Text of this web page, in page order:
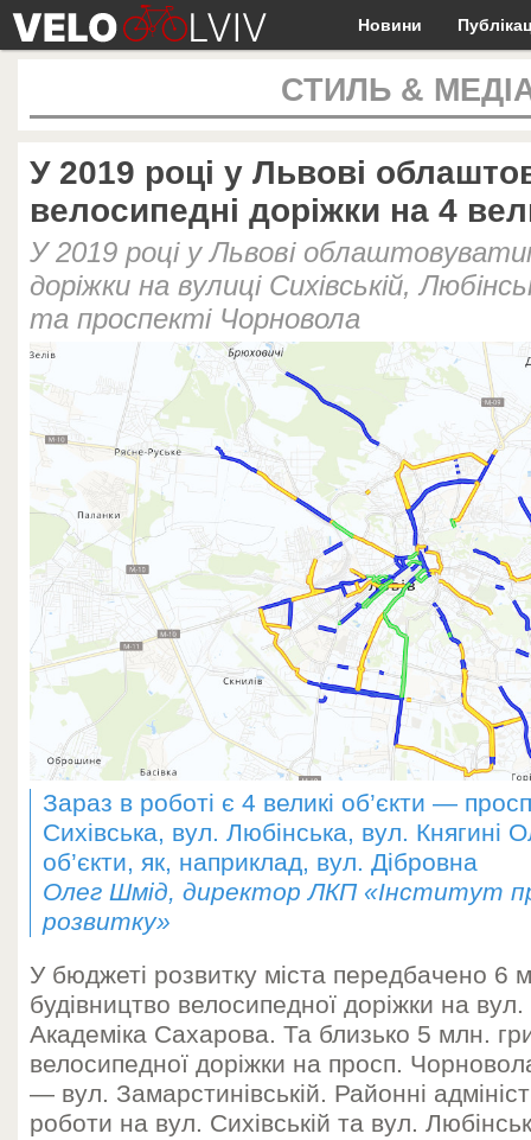
Новини
СТИЛЬ &
У 2019 році у Львові
велосипедні доріжки на 4
У 2019 році у Львові
доріжки на вулиці Сихівській,
та проспекті Чорновола
Зараз в роботі є 4 великі об’єкти —
Сихівська, вул. Любінська, вул. Княгині
об’єкти, як, наприклад, вул. Дібровна
Олег Шмід, директор ЛКП «Інститут
розвитку»
У бюджеті розвитку міста передбачено 6
будівництво велосипедної доріжки на
Академіка Сахарова. Та близько 5 млн.
велосипедної доріжки на просп.
— вул. Замарстинівській. Районні
роботи на вул. Сихівській та вул.